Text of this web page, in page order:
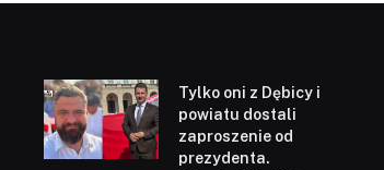
Tylko oni z Dębicy i
powiatu dostali
zaproszenie od
prezydenta.